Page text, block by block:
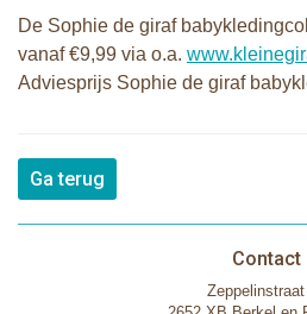
De Sophie de giraf
vanaf €9,99 via o.a.
Adviesprijs Sophie de giraf
Ga terug
Contact